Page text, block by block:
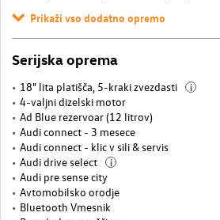
Prikaži vso dodatno opremo
Serijska oprema
18" lita platišča, 5-kraki zvezdasti i
4-valjni dizelski motor
Ad Blue rezervoar (12 litrov)
Audi connect - 3 mesece
Audi connect - klic v sili & servis
Audi drive select
i
Audi pre sense city
Avtomobilsko orodje
Bluetooth Vmesnik